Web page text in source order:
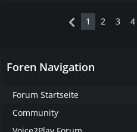
1 2 3 4
Foren Navigation
Forum Startseite
Community